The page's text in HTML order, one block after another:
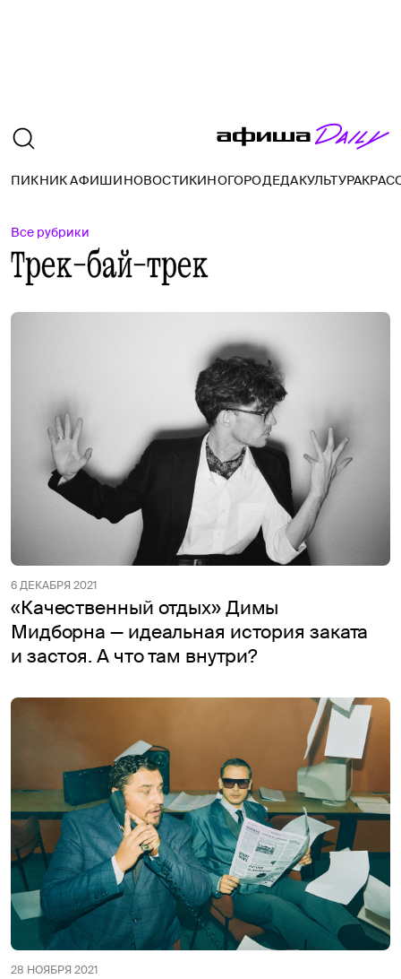
ПИКНИК АФИШИНОВОСТИКИНОГОРОДЕДАКУЛЬТУРА
Все рубрики
Трек-бай-трек
6 ДЕКАБРЯ 2021
«Качественный отдых» Димы
Мидборна — идеальная история заката
и застоя. А что там внутри?
28 НОЯБРЯ 2021